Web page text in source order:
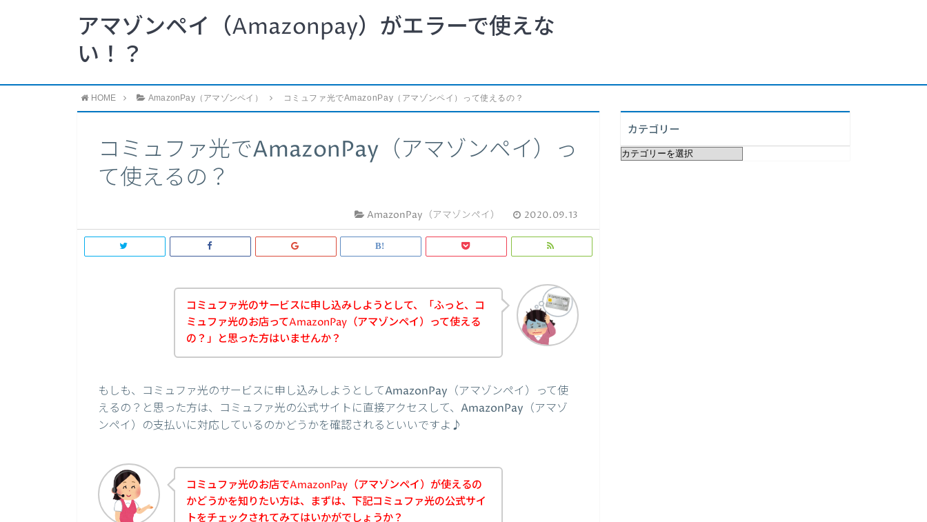
アマゾンペイ（Amazonpay）がエラーで使えな
い！？
HOME AmazonPay（アマゾンペイ） コミュファ光でAmazonPay（アマゾンペイ）って使えるの？
コミュファ光でAmazonPay（アマゾンペイ）っ
て使えるの？
AmazonPay（アマゾンペイ） 2020.09.13
コミュファ光のサービスに申し込みしようとして、「ふっと、コ
ミュファ光のお店ってAmazonPay（アマゾンペイ）って使える
の？」と思った方はいませんか？
もしも、コミュファ光のサービスに申し込みしようとしてAmazonPay（アマゾンペイ）って使
えるの？と思った方は、コミュファ光の公式サイトに直接アクセスして、AmazonPay（アマゾ
ンペイ）の支払いに対応しているのかどうかを確認されるといいですよ♪
コミュファ光のお店でAmazonPay（アマゾンペイ）が使えるの
かどうかを知りたい方は、まずは、下記コミュファ光の公式サイ
トをチェックされてみてはいかがでしょうか？
カテゴリー